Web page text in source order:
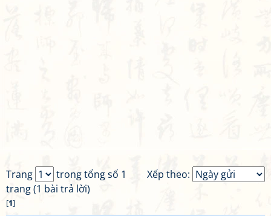
Xếp theo:
Trang
trong tổng số 1
trang (1 bài trả lời)
[1]